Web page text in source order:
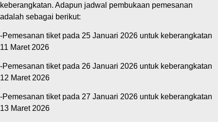
keberangkatan. Adapun jadwal pembukaan pemesanan
adalah sebagai berikut:
-Pemesanan tiket pada 25 Januari 2026 untuk keberangkatan
11 Maret 2026
-Pemesanan tiket pada 26 Januari 2026 untuk keberangkatan
12 Maret 2026
-Pemesanan tiket pada 27 Januari 2026 untuk keberangkatan
13 Maret 2026